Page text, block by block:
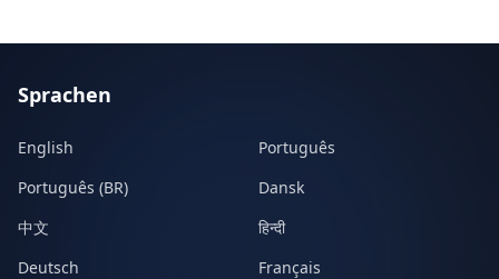
Sprachen
English
Português
Português (BR)
Dansk
中文
हिन्दी
Deutsch
Français